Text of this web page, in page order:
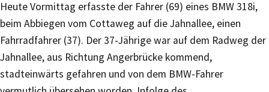
Heute Vormittag erfasste der Fahrer (69) eines BMW 318i,
beim Abbiegen vom Cottaweg auf die Jahnallee, einen
Fahrradfahrer (37). Der 37-Jährige war auf dem Radweg der
Jahnallee, aus Richtung Angerbrücke kommend,
stadteinwärts gefahren und von dem BMW-Fahrer